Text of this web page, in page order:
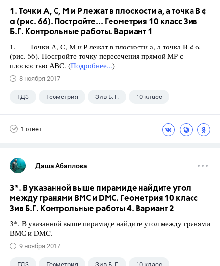
1. Точки А, С, М и Р лежат в плоскости а, а точка B ¢
α (рис. 66). Постройте... Геометрия 10 класс Зив
Б.Г. Контрольные работы. Вариант 1
1. Точки А, С, М и Р лежат в плоскости а, а точка B ¢ α
(рис. 66). Постройте точку пересечения прямой МР с
плоскостью АВС. (Подробнее...)
8 ноября 2017
ГДЗ Геометрия Зив Б. Г. 10 класс
1 ответ
Даша Абаплова
3*. В указанной выше пирамиде найдите угол
между гранями ВМС и DMC. Геометрия 10 класс
Зив Б.Г. Контрольные работы 4. Вариант 2
3*. В указанной выше пирамиде найдите угол между гранями
ВМС и DMC.
9 ноября 2017
ГДЗ Геометрия Зив Б. Г. 10 класс